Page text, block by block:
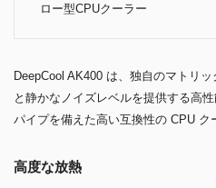
ロー型CPUクーラー
DeepCool AK400 は、独自のマトリ
と静かなノイズレベルを提供する高
パイプを備えた高い互換性の CPU ク
高度な放熱